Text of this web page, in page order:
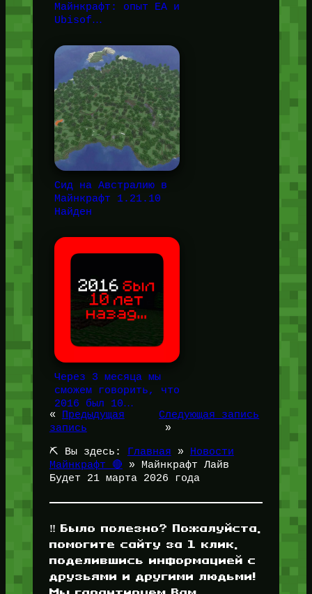
Майнкрафт: опыт EA и
Ubisof…
Сид на Австралию в
Майнкрафт 1.21.10
Найден
Через 3 месяца мы
сможем говорить, что
2016 был 10…
«
Предыдущая
запись
Следующая запись
»
⛏️ Вы здесь: Главная »
Новости
Майнкрафт 🔴 »
Майнкрафт Лайв
Будет 21 марта 2026 года
‼️ Было полезно? Пожалуйста,
помогите сайту за 1 клик,
поделившись информацией с
друзьями и другими людьми!